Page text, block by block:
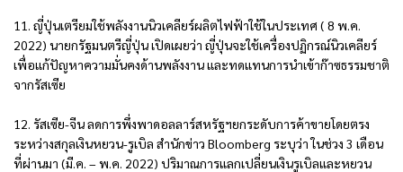
11. ญี่ปุ่นเตรียมใช้พลังงานนิวเคลียร์ผลิตไฟฟ้าใช้ในประเทศ ( 8 พ.ค.
2022) นายกรัฐมนตรีญี่ปุ่น เปิดเผยว่า ญี่ปุ่นจะใช้เครื่องปฏิกรณ์นิวเคลียร์
เพื่อแก้ปัญหาความมั่นคงด้านพลังงาน และทดแทนการนำเข้าก๊าซธรรมชาติ
จากรัสเซีย
12. รัสเซีย-จีน ลดการพึ่งพาดอลลาร์สหรัฐฯยกระดับการค้าขายโดยตรง
ระหว่างสกุลเงินหยวน-รูเบิล สำนักข่าว Bloomberg ระบุว่า ในช่วง 3 เดือน
ที่ผ่านมา (มี.ค. – พ.ค. 2022) ปริมาณการแลกเปลี่ยนเงินรูเบิลและหยวน